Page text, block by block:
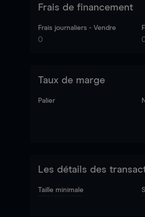
Frais de financement
Frais journaliers - Vendre
0
Taux de marge
Palier
Les détails des
Taille minimale